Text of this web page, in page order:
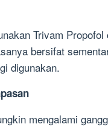
Trivam
bersifat
digunakan.
mengalami